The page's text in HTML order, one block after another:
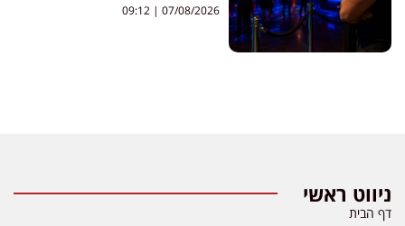
07/08/2026
ניווט ראשי
דף הבית